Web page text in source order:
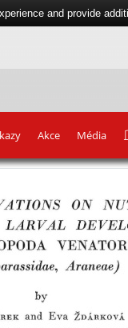
Akce Média
and provide